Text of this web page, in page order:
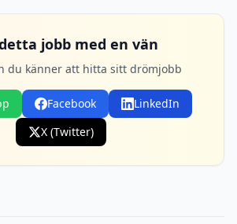
jobb med en vän
du känner att hitta sitt drömjobb
Facebook
LinkedIn
X (Twitter)